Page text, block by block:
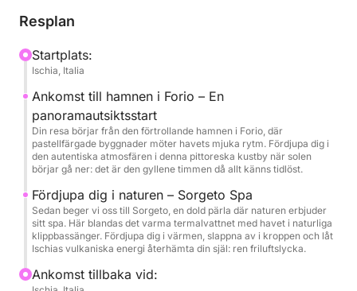
Ischias västra kust, med vårt första stopp vid
den ikoniska Chiesa del Soccorso med utsikt över
klipporna. Sedan åker vi mot Sorgeto Bay, känd för
sina naturliga varma källor som rinner från den
vulkaniska havsbotten. Här kan du njuta av ett
avkopplande dopp i dessa varma och unika vatten.
När solen går ner vid horisonten kommer vi att
servera en utsökt aperitif ombord: lokalt vin, öar och
mjuk musik för att skapa stämningen.
Det som gör denna turné verkligen speciell är dess
intima och autentiska atmosfär. Designad för små
grupper undviker den folkmassorna och tar dig
närmare Ischias skönhet och naturliga charm. Att
Resplan
Startplats:
Ischia, Italia
Ankomst till hamnen i Forio – En
panoramautsiktsstart
Din resa börjar från den förtrollande hamnen i Forio, där
pastellfärgade byggnader möter havets mjuka rytm. Fördjupa dig i
den autentiska atmosfären i denna pittoreska kustby när solen
börjar gå ner: det är den gyllene timmen då allt känns tidlöst.
Fördjupa dig i naturen – Sorgeto Spa
Sedan beger vi oss till Sorgeto, en dold pärla där naturen erbjuder
sitt spa. Här blandas det varma termalvattnet med havet i naturliga
klippbassänger. Fördjupa dig i värmen, slappna av i kroppen och låt
Ischias vulkaniska energi återhämta din själ: ren friluftslycka.
Ankomst tillbaka vid: